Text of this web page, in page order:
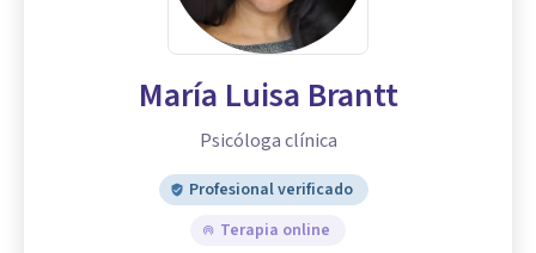
María Luisa Brantt
Psicóloga clínica
Profesional verificado
Terapia online